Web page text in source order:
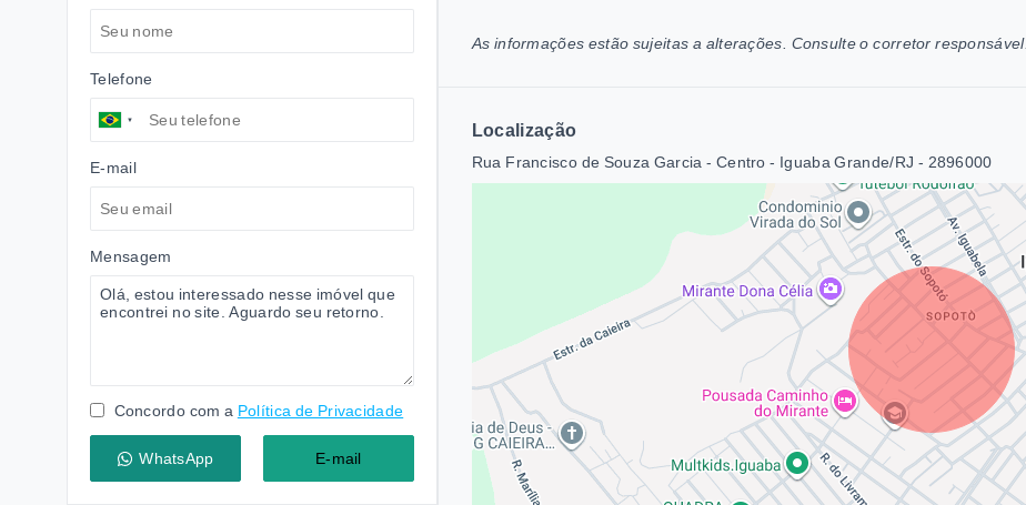
As informações estão sujeitas a alterações. Consulte o corretor responsável.
Localização
Rua Francisco de Souza Garcia - Centro - Iguaba Grande/RJ - 2896000
Telefone
E-mail
Mensagem
Concordo com a Política de Privacidade
WhatsApp E-mail